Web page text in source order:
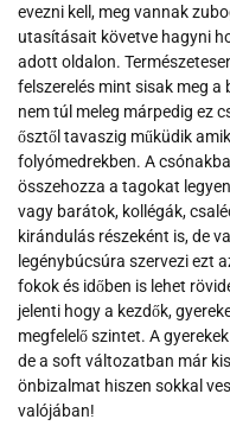
evezni kell, meg vannak
utasításait követve hagyni
adott oldalon.
felszerelés mint sisak meg a
nem túl meleg márpedig ez
ősztől tavaszig műküdik
folyómedrekben. A
összehozza a tagokat
vagy barátok, kollégák,
kirándulás részeként is, de
legénybúcsúra szervezi ezt
fokok és időben is lehet
jelenti hogy a kezdők,
megfelelő szintet. A
de a soft változatban már
önbizalmat hiszen sokkal
valójában!